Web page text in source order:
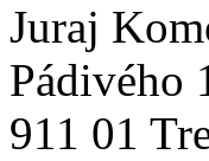
Juraj
Pádivého
911 01